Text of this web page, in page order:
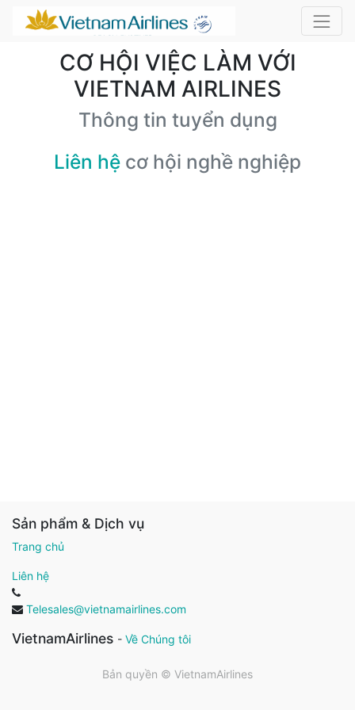
CƠ HỘI VIỆC LÀM VỚI
VIETNAM AIRLINES
Thông tin tuyển dụng
Liên hệ cơ hội nghề nghiệp
Sản phẩm & Dịch vụ
Trang chủ
Liên hệ
Telesales@vietnamairlines.com
VietnamAirlines - Về Chúng tôi
Bản quyền © VietnamAirlines